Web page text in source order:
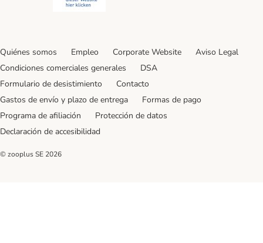
Quiénes somos Empleo Corporate Website
Aviso Legal
Condiciones comerciales generales
DSA
Formulario de desistimiento
Contacto
Gastos de envío y plazo de entrega
Formas de pago
Programa de afiliación
Protección de datos
Declaración de accesibilidad
© zooplus SE 2026